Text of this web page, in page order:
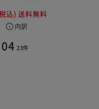
込) 送料無料
info 内訳
23件
い
る